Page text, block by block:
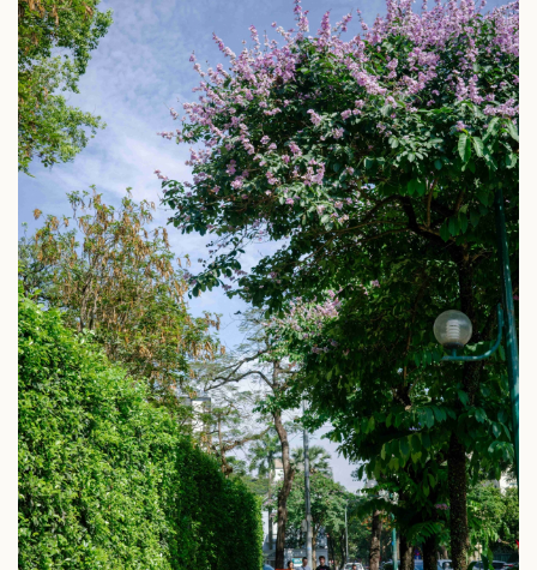
Kinh tế
Bất động sản
Khởi nghiệp
Thị trường
Giá vàng
Tiêu dùng
Tỷ giá
Chứng khoán
Giá cà phê